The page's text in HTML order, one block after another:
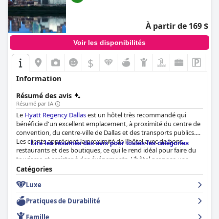
À partir de 169 $
Voir les disponibilités
$
Information
Résumé des avis
Résumé par IA
Le Hyatt Regency Dallasest un hôtel très recommandé qui
bénéficie d'un excellent emplacement, à proximité du centre de
convention, du centre-ville de Dallas et des transports publics.
Les clients apprécient la proximité de l'hôtel avec de bons
restaurants et des boutiques, ce qui le rend idéal pour faire du
tourisme et assister à des événements. L'hôtel propose une
gamme de chambres bien équipées, idéales pour une escapade
ou un week-end de vacances, avec des lits confortables et de
belles vues sur la ville. L'hôtel est bien entretenu, bien organisé
et hygiénique, avec des équipements modernes et spacieux. Le
personnel est exceptionnel, avec des employés sympathiques,
accommodants et professionnels qui font en sorte que les
Lire les résumés des avis pour toutes les catégories
Catégories
Luxe
Pratiques de Durabilité
Famille